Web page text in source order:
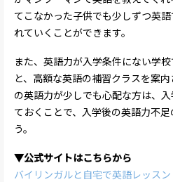
てこなかった子供でも少しずつ英
れていくことができます。
また、英語力が入学条件にない学
と、高額な英語の補習クラスを案
の英語力が少しでも心配な方は、
ておくことで、入学後の英語力不
う。
▼公式サイトはこちらから
バイリンガルと自宅で英語レッス